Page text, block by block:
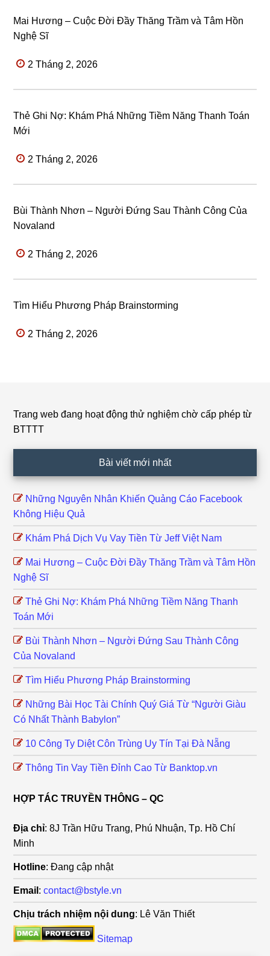
Mai Hương – Cuộc Đời Đầy Thăng Trầm và Tâm Hồn
Nghệ Sĩ
2 Tháng 2, 2026
Thẻ Ghi Nợ: Khám Phá Những Tiềm Năng Thanh Toán
Mới
2 Tháng 2, 2026
Bùi Thành Nhơn – Người Đứng Sau Thành Công Của
Novaland
2 Tháng 2, 2026
Tìm Hiểu Phương Pháp Brainstorming
2 Tháng 2, 2026
Footer
Trang web đang hoạt động thử nghiệm chờ cấp phép từ
BTTTT
Bài viết mới nhất
Những Nguyên Nhân Khiến Quảng Cáo Facebook
Không Hiệu Quả
Khám Phá Dịch Vụ Vay Tiền Từ Jeff Việt Nam
Mai Hương – Cuộc Đời Đầy Thăng Trầm và Tâm Hồn
Nghệ Sĩ
Thẻ Ghi Nợ: Khám Phá Những Tiềm Năng Thanh
Toán Mới
Bùi Thành Nhơn – Người Đứng Sau Thành Công
Của Novaland
Tìm Hiểu Phương Pháp Brainstorming
Những Bài Học Tài Chính Quý Giá Từ “Người Giàu
Có Nhất Thành Babylon”
10 Công Ty Diệt Côn Trùng Uy Tín Tại Đà Nẵng
Thông Tin Vay Tiền Đỉnh Cao Từ Banktop.vn
HỢP TÁC TRUYỀN THÔNG – QC
Địa chỉ: 8J Trần Hữu Trang, Phú Nhuận, Tp. Hồ Chí
Minh
Hotline: Đang cập nhật
Email :contact@bstyle.vn
Chịu trách nhiệm nội dung: Lê Văn Thiết
Sitemap